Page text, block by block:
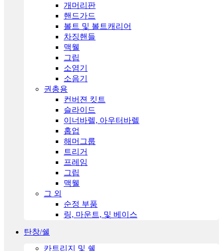
개머리판
핸드가드
볼트 및 볼트캐리어
차징핸들
맥웰
그립
소염기
소음기
권총용
컨버젼 킷트
슬라이드
이너바렐, 아우터바렐
홉업
해머그룹
트리거
프레임
그립
맥웰
그 외
순정 부품
링, 마운트, 및 베이스
탄창/쉘
카트리지 및 쉘